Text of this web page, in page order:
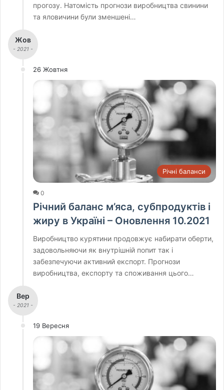
прогозу. Натомість прогнози виробництва свинини
та яловичини були зменшені…
Жов
- 2021 -
26 Жовтня
Річні баланси
0
Річний баланс м’яса, субпродуктів і
жиру в Україні – Оновлення 10.2021
Виробництво курятини продовжує набирати оберти,
задовольняючи як внутрішній попит так і
забезпечуючи активний експорт. Прогнози
виробництва, експорту та споживання цього…
Вер
- 2021 -
19 Вересня